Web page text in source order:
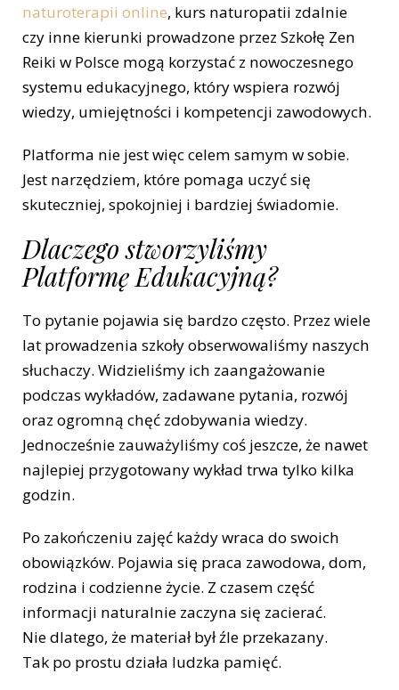
naturoterapii online, kurs naturopatii zdalnie
czy inne kierunki prowadzone przez Szkołę Zen
Reiki w Polsce mogą korzystać z nowoczesnego
systemu edukacyjnego, który wspiera rozwój
wiedzy, umiejętności i kompetencji zawodowych.
Platforma nie jest więc celem samym w sobie.
Jest narzędziem, które pomaga uczyć się
skuteczniej, spokojniej i bardziej świadomie.
Dlaczego stworzyliśmy
Platformę Edukacyjną?
To pytanie pojawia się bardzo często. Przez wiele
lat prowadzenia szkoły obserwowaliśmy naszych
słuchaczy. Widzieliśmy ich zaangażowanie
podczas wykładów, zadawane pytania, rozwój
oraz ogromną chęć zdobywania wiedzy.
Jednocześnie zauważyliśmy coś jeszcze, że nawet
najlepiej przygotowany wykład trwa tylko kilka
godzin.
Po zakończeniu zajęć każdy wraca do swoich
obowiązków. Pojawia się praca zawodowa, dom,
rodzina i codzienne życie. Z czasem część
informacji naturalnie zaczyna się zacierać.
Nie dlatego, że materiał był źle przekazany.
Tak po prostu działa ludzka pamięć.